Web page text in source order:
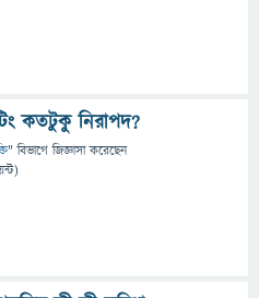
কতটুকু নিরাপদ?
" বিভাগে জিজ্ঞাসাকরেছেন